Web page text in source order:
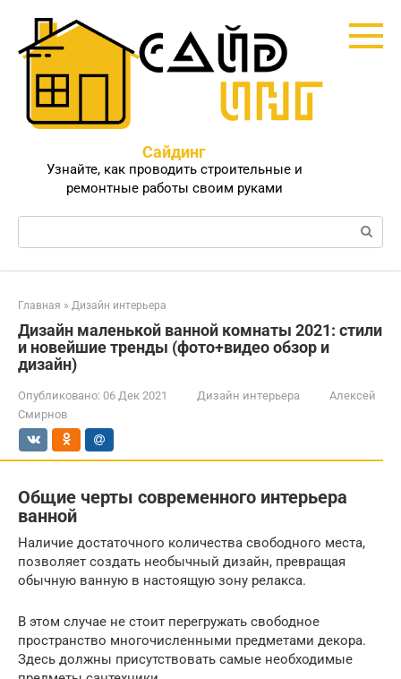
контенту
Сайдинг
Узнайте, как проводить строительные и
ремонтные работы своим руками
Поиск:
Главная » Дизайн интерьера
Дизайн маленькой ванной комнаты 2021: стили
и новейшие тренды (фото+видео обзор и
дизайн)
Опубликовано: 06 Дек 2021 Дизайн интерьера
Алексей
Смирнов
Общие черты современного интерьера
ванной
Наличие достаточного количества свободного места,
позволяет создать необычный дизайн, превращая
обычную ванную в настоящую зону релакса.
В этом случае не стоит перегружать свободное
пространство многочисленными предметами декора.
Здесь должны присутствовать самые необходимые